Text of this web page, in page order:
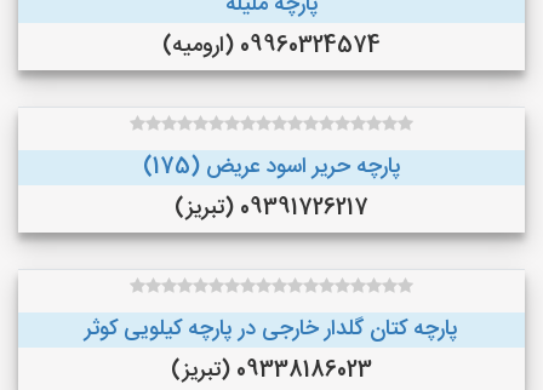
09960324574 (ارومیه)
پارچه حریر اسود عریض (175)
09391726217 (تبریز)
پارچه کتان گلدار خارجی در پارچه کیلویی کوثر
09338186023 (تبریز)